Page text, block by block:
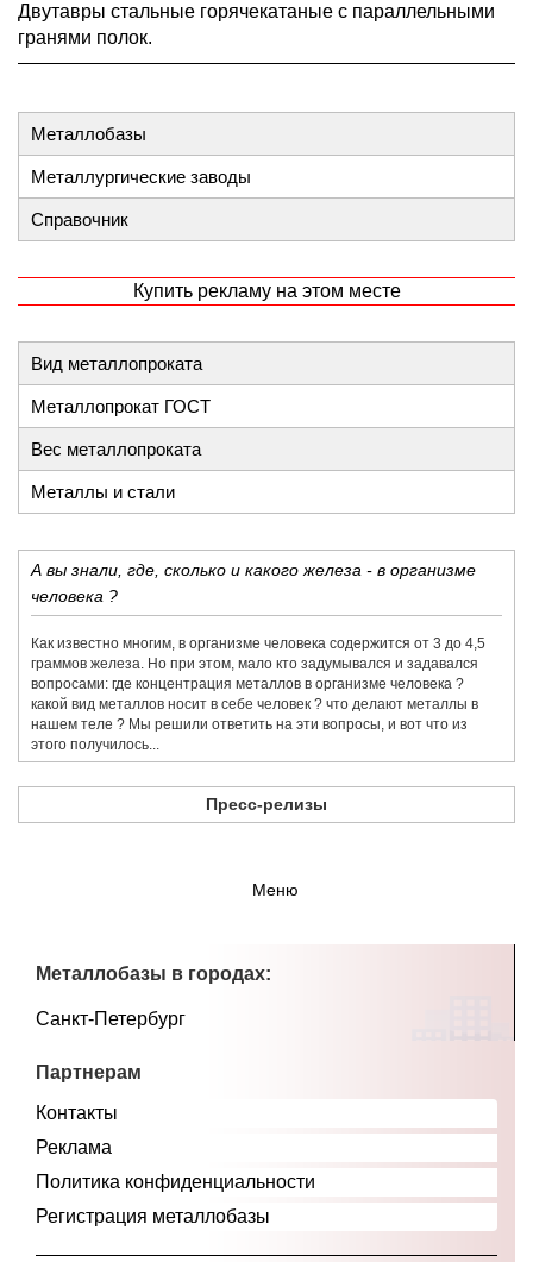
Двутавры стальные горячекатаные с параллельными
гранями полок.
Металлобазы
Металлургические заводы
Справочник
Купить рекламу на этом месте
Вид металлопроката
Металлопрокат ГОСТ
Вес металлопроката
Металлы и стали
А вы знали, где, сколько и какого железа - в организме
человека ?
Как известно многим, в организме человека содержится от 3 до 4,5
граммов железа. Но при этом, мало кто задумывался и задавался
вопросами: где концентрация металлов в организме человека ?
какой вид металлов носит в себе человек ? что делают металлы в
нашем теле ? Мы решили ответить на эти вопросы, и вот что из
этого получилось...
Пресс-релизы
Меню
Металлобазы в городах:
Санкт-Петербург
Партнерам
Контакты
Реклама
Политика конфиденциальности
Регистрация металлобазы